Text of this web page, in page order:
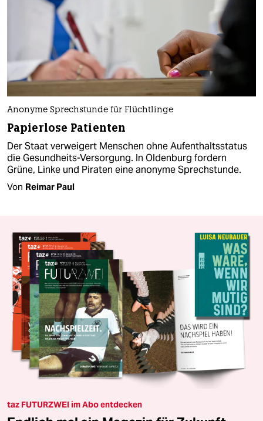
Anonyme Sprechstunde für Flüchtlinge
Papierlose Patienten
Der Staat verweigert Menschen ohne Aufenthaltsstatus
die Gesundheits-Versorgung. In Oldenburg fordern
Grüne, Linke und Piraten eine anonyme Sprechstunde.
Von Reimar Paul
taz FUTURZWEI im Abo entdecken